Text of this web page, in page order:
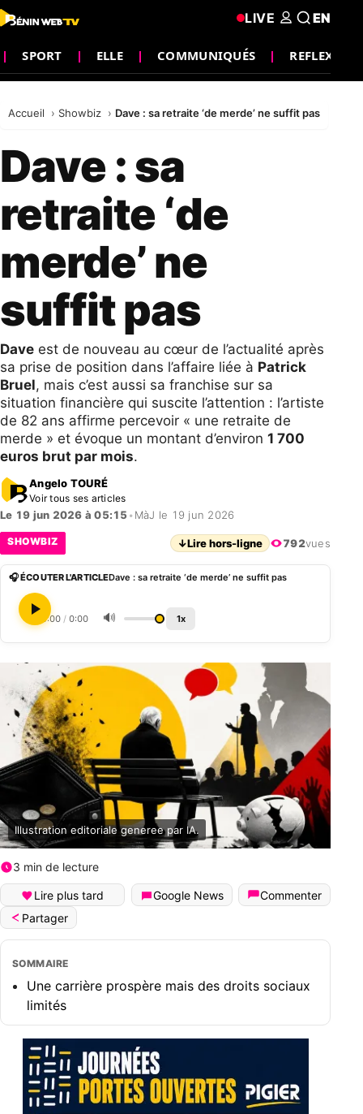
SPORT ELLE COMMUNIQUÉS REFLEXION
LIVE EN
Accueil Showbiz Dave : sa retraite ‘de merde’ ne suffit pas
Dave : sa
retraite ‘de
merde’ ne
suffit pas
Dave est de nouveau au cœur de l’actualité après
sa prise de position dans l’affaire liée à Patrick
Bruel, mais c’est aussi sa franchise sur sa
situation financière qui suscite l’attention : l’artiste
de 82 ans affirme percevoir « une retraite de
merde » et évoque un montant d’environ 1 700
euros brut par mois.
Angelo TOURÉ
Voir tous ses articles
Le 19 jun 2026 à 05:15 • MàJ le 19 jun 2026
SHOWBIZ ↓Lire hors-ligne 792vues
🎧 ÉCOUTER L'ARTICLEDave : sa retraite ‘de merde’ ne suffit pas
0:00 / 0:00 🔊 1x
Illustration editoriale generee par IA.
3 min de lecture
Lire plus tard Google News
Commenter
Partager
SOMMAIRE
Une carrière prospère mais des droits sociaux
limités